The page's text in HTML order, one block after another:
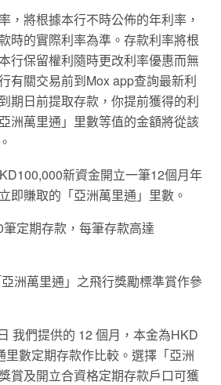
，將根據本行不時公佈的年利率，
時的實際利率為準。存款利率將根
行保留權利隨時更改利率優惠而無
有關交易前到Mox app查詢最新利
期日前提取存款，你提前獲得的利
洲萬里通」里數等值的金額將從該
新資金開立一筆12個月年
即賺取的「亞洲萬里通」里數。
定期存款，每筆存款高達
洲萬里通」之飛行獎勵標準賞作參
我們提供的 12 個月，本金為HKD
里數定期存款作比較。選擇「亞洲
賞及開立合資格定期存款戶口可獲